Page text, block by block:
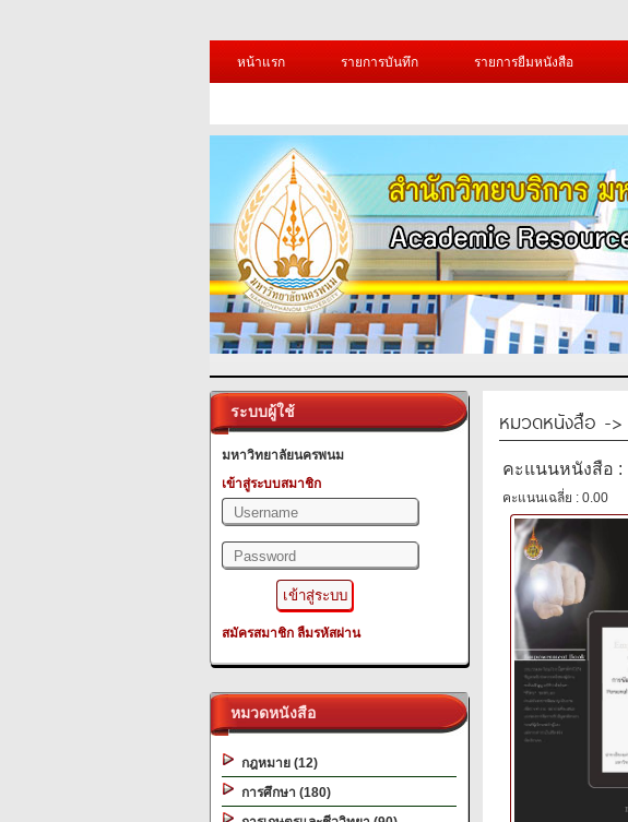
หน้าแรก
รายการบันทึก รายการยืมหนังสือ
ระบบผู้ใช้
มหาวิทยาลัยนครพนม
เข้าสู่ระบบสมาชิก
สมัครสมาชิก ลืมรหัสผ่าน
หมวดหนังสือ
กฎหมาย (12)
การศึกษา (180)
หมวดหนังสือ ->
คะแนนหนังสือ :
คะแนนเฉลี่ย : 0.00